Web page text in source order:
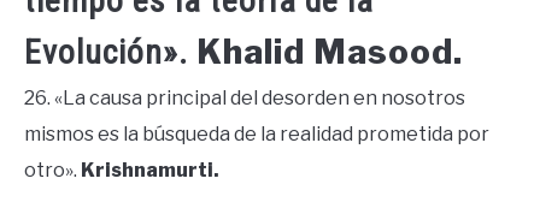
Evolución». Khalid Masood.
26. «La causa principal del desorden en nosotros
mismos es la búsqueda de la realidad prometida por
otro». Krishnamurti.